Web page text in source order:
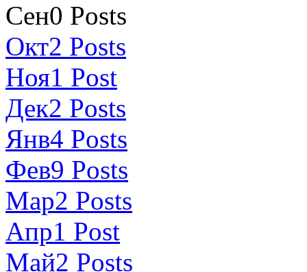
Сен0 Posts
Окт2 Posts
Ноя1 Post
Дек2 Posts
Янв4 Posts
Фев9 Posts
Мар2 Posts
Апр1 Post
Май2 Posts